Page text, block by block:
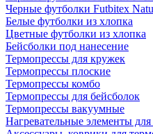
Черные футболки Futbitex
Белые футболки из хлопка
Цветные футболки из хлопка
Бейсболки под нанесение
Термопрессы для кружек
Термопрессы плоские
Термопрессы комбо
Термопрессы для бейсболок
Термопрессы вакуумные
Нагревательные элементы для